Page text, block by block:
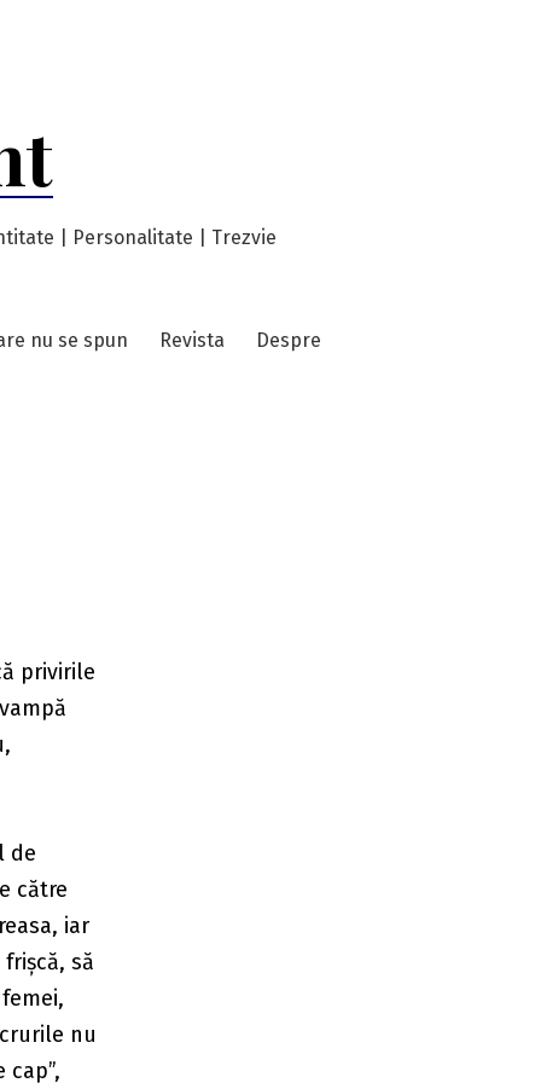
| Personalitate | Trezvie
nu se spun Revista Despre
privirile
de
către
iar
să
nu